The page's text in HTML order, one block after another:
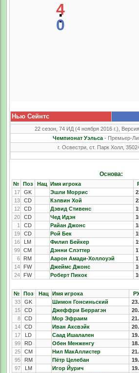
4
:
0
Нью Сейнтс
22 сезон, 74 ИД (4 ноября 2016 г.),
Чемпионат Уэльса - Премьер-
г. Освестри, ст. Парк Холл,
Основа:
№ Поз Нац Имя игрока
17
GK Эшли Моррис
13
CD Кэлвин Хой
12
CD Дэвид Стивенс
20
CD Чед Идэн
1
CD Райан Джонс
19
CD Рой Бек
16
LM Филип Бейкер
99
CM Дэнни Слэттер
6
RM Аарон Амади-Холлоуэй
14
FW Джеймс Джонс
24
FW Роберт Пикок
№ Поз Нац Имя игрока
33
GK Шимон Гонсиньский
15
CD Джеффри Беррагэн
8
CD Мор Эфраим
14
CD Иван Аксвэйк
17
LD Саад Ишалален
99
RD Обен Менженгу
25
CM Нил МакАллистер
95
RM Пётр Целебан
97
LM Игор Йурич